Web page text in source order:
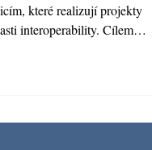
které realizují projekty
interoperability. Cílem